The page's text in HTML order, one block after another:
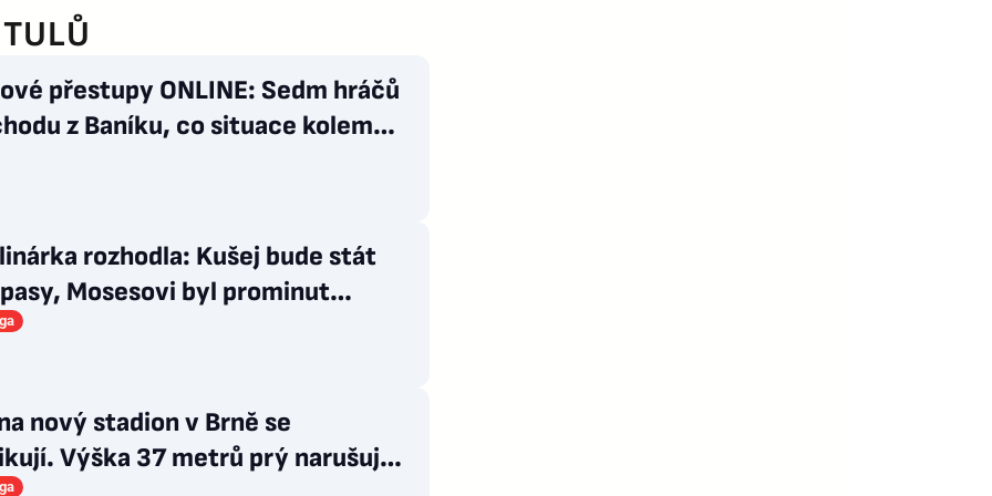
přestupy ONLINE: Sedm hráčů
z Baníku, co situace kolem
rozhodla: Kušej bude stát
Mosesovi byl prominut
trestu
nový stadion v Brně se
Výška 37 metrů prý narušuje